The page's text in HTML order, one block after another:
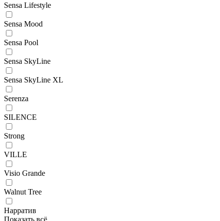
Sensa Lifestyle
Sensa Mood
Sensa Pool
Sensa SkyLine
Sensa SkyLine XL
Serenza
SILENCE
Strong
VILLE
Visio Grande
Walnut Tree
Нарратив
Показать всё